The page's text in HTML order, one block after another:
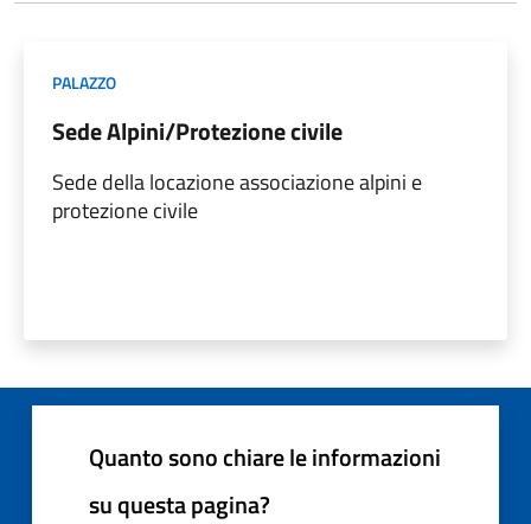
PALAZZO
Sede Alpini/Protezione civile
Sede della locazione associazione alpini e
protezione civile
Quanto sono chiare le informazioni
su questa pagina?